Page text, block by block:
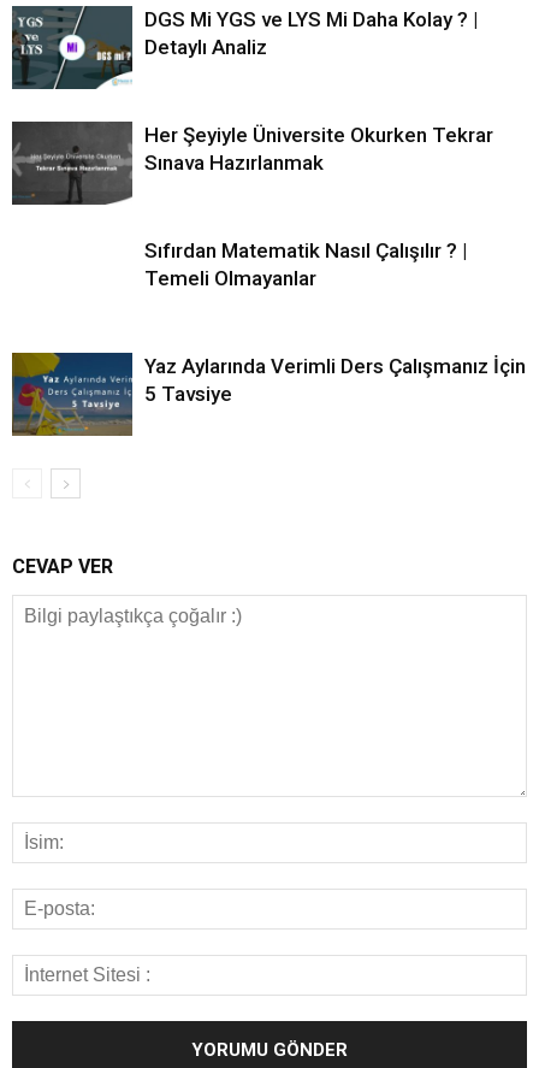
DGS Mi YGS ve LYS Mi Daha Kolay ? |
Detaylı Analiz
Her Şeyiyle Üniversite Okurken Tekrar
Sınava Hazırlanmak
Sıfırdan Matematik Nasıl Çalışılır ? |
Temeli Olmayanlar
Yaz Aylarında Verimli Ders Çalışmanız İçin
5 Tavsiye
CEVAP VER